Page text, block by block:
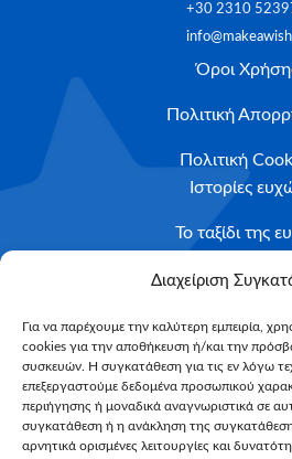
Διαχείριση
Για να παρέχουμε την καλύτερη εμπειρία,
cookies για την αποθήκευση ή/και την
συσκευών. Η συγκατάθεση για τις εν λόγω
επεξεργαστούμε δεδομένα προσωπικού
περιήγησης ή μοναδικά αναγνωριστικά σε
συγκατάθεση ή η ανάκληση της
αρνητικά ορισμένες λειτουργίες και
+30 2310
Όροι
Πολιτική
Πολιτική
Ιστορίες
Το ταξίδι της
Κριτήρια
Υποβολή
Email*